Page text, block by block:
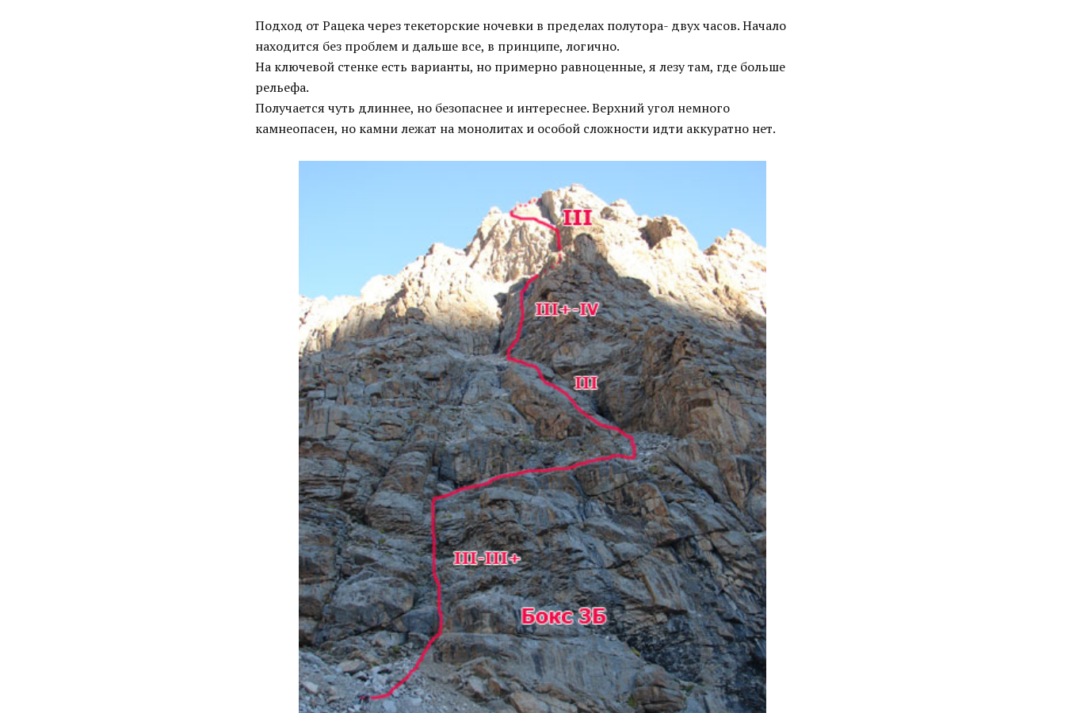
Подход от Рацека через текеторские ночевки в пределах полутора- двух часов. Начало
находится без проблем и дальше все, в принципе, логично.
На ключевой стенке есть варианты, но примерно равноценные, я лезу там, где больше
рельефа.
Получается чуть длиннее, но безопаснее и интереснее. Верхний угол немного
камнеопасен, но камни лежат на монолитах и особой сложности идти аккуратно нет.